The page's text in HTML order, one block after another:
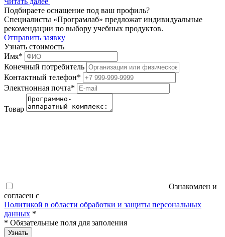
Подбираете оснащение под ваш профиль?
Специалисты «Програмлаб» предложат индивидуальные
рекомендации по выбору учебных продуктов.
Отправить заявку
Узнать стоимость
Имя*
Конечный потребитель
Контактный телефон*
Электнонная почта*
Товар
Ознакомлен и
согласен с
Политикой в области обработки и защиты персональных
данных *
* Обязательные поля для заполения
Узнать